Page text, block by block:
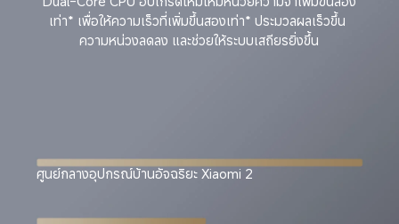
เท่า* เพื่อให้ความเร็วที่เพิ่มขึ้นสองเท่า* ประมวลผลเร็วขึ้น
ความหน่วงลดลง และช่วยให้ระบบเสถียรยิ่งขึ้น
ศูนย์กลางอุปกรณ์บ้านอัจฉริยะ Xiaomi 2